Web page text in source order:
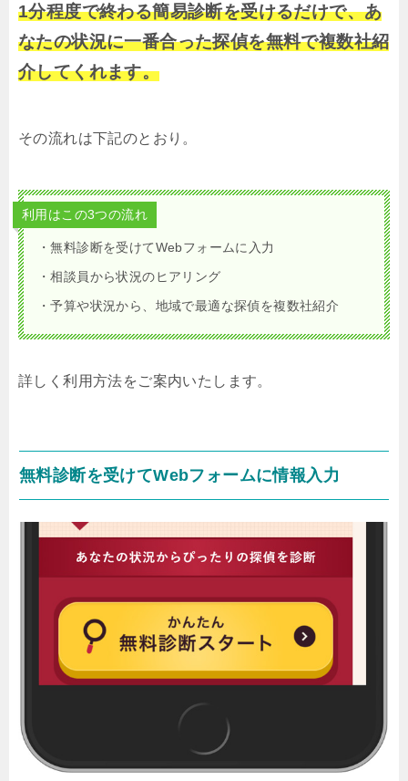
1分程度で終わる簡易診断を受けるだけで、あ
なたの状況に一番合った探偵を無料で複数社紹
介してくれます。
その流れは下記のとおり。
利用はこの3つの流れ
・無料診断を受けてWebフォームに入力
・相談員から状況のヒアリング
・予算や状況から、地域で最適な探偵を複数社紹介
詳しく利用方法をご案内いたします。
無料診断を受けてWebフォームに情報入力